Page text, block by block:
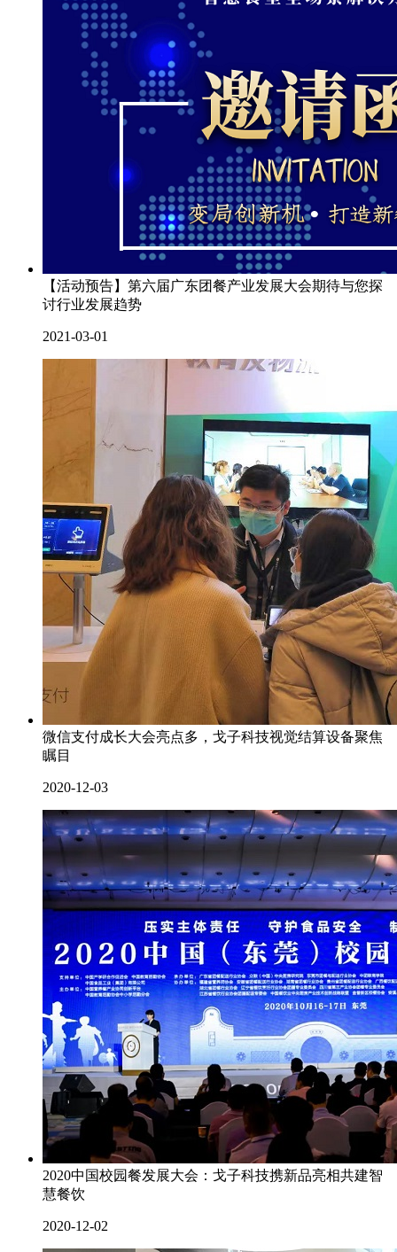
【活动预告】第六届广东团餐产业发展大会期待与您探
讨行业发展趋势
2021-03-01
微信支付成长大会亮点多，戈子科技视觉结算设备聚焦
瞩目
2020-12-03
2020中国校园餐发展大会：戈子科技携新品亮相共建智
慧餐饮
2020-12-02